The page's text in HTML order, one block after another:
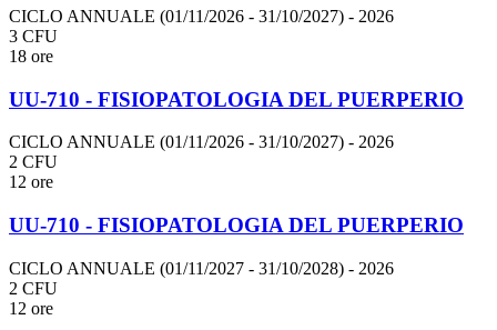
CICLO ANNUALE (01/11/2026 - 31/10/2027) - 2026
3 CFU
18 ore
UU-710 - FISIOPATOLOGIA DEL PUERPERIO
CICLO ANNUALE (01/11/2026 - 31/10/2027) - 2026
2 CFU
12 ore
UU-710 - FISIOPATOLOGIA DEL PUERPERIO
CICLO ANNUALE (01/11/2027 - 31/10/2028) - 2026
2 CFU
12 ore